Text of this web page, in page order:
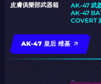
皮膚俱樂部武器箱
AK-47 武
AK-47
COVERT
AK-47 皇后 维基